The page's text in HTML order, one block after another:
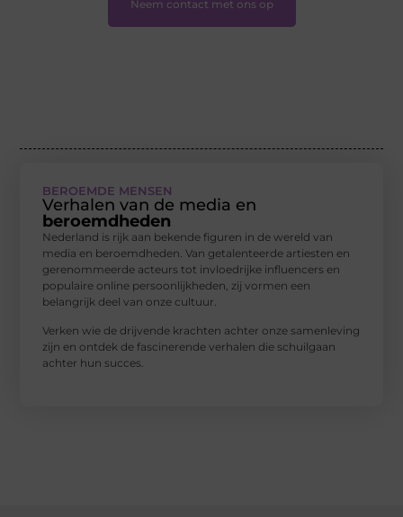
Neem contact met ons op
BEROEMDE MENSEN
Verhalen van de media en
beroemdheden
Nederland is rijk aan bekende figuren in de wereld van
media en beroemdheden. Van getalenteerde artiesten en
gerenommeerde acteurs tot invloedrijke influencers en
populaire online persoonlijkheden, zij vormen een
belangrijk deel van onze cultuur.
Verken wie de drijvende krachten achter onze samenleving
zijn en ontdek de fascinerende verhalen die schuilgaan
achter hun succes.